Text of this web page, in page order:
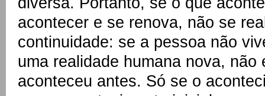
acontecer e se renova, não se
continuidade: se a pessoa não
uma realidade humana nova, não
aconteceu antes. Só se o